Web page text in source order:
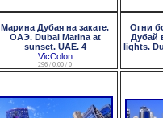
Марина Дубая на закате.
ОАЭ. Dubai Marina at
sunset. UAE. 4
VicColon
296 / 0.00 / 0
Огни
Дубай
lights.